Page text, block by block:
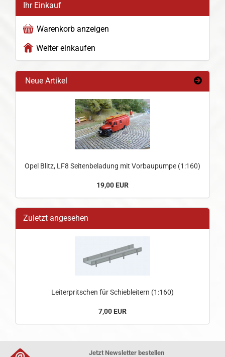
Ihr Einkauf
Warenkorb anzeigen
Weiter einkaufen
Neue Artikel
Opel Blitz, LF8 Seitenbeladung mit Vorbaupumpe (1:160)
19,00 EUR
Zuletzt angesehen
Leiterpritschen für Schiebleitern (1:160)
7,00 EUR
Jetzt Newsletter bestellen